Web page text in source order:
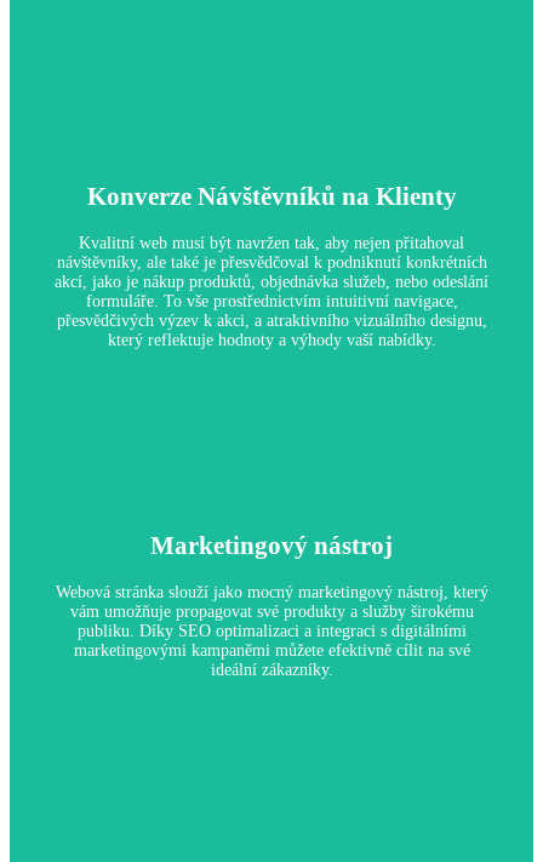
V dnešní digitální době očekávají zákazníci, že seriózní
podniky budou mít online přítomnost, která poskytuje základní
informace o jejich produktech a službách.
Konverze Návštěvníků na Klienty
Kvalitní web musí být navržen tak, aby nejen přitahoval
návštěvníky, ale také je přesvědčoval k podniknutí konkrétních
akcí, jako je nákup produktů, objednávka služeb, nebo odeslání
formuláře. To vše prostřednictvím intuitivní navigace,
přesvědčivých výzev k akci, a atraktivního vizuálního designu,
který reflektuje hodnoty a výhody vaší nabídky.
Proč je to důležité:
příjmy a maximalizuje návratnost investice do online
marketingu. Tím se stává nepostradatelným nástrojem pro růst
vašeho podnikání.
Marketingový nástroj
Webová stránka slouží jako mocný marketingový nástroj, který
vám umožňuje propagovat své produkty a služby širokému
publiku. Díky SEO optimalizaci a integraci s digitálními
marketingovými kampaněmi můžete efektivně cílit na své
ideální zákazníky.